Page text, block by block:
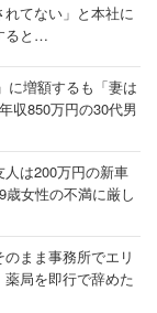
てない」と本社に
ると…
に増額するも「妻は
収850万円の30代男
人は200万円の新車
女性の不満に厳し
まま事務所でエリ
局を即行で辞めた